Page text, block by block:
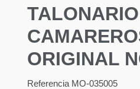
ORIGINAL
Referencia MO-035005